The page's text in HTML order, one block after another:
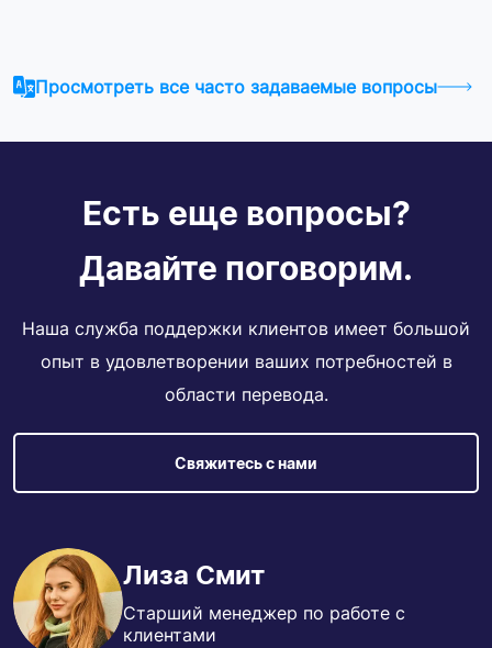
Просмотреть все часто задаваемые вопросы
Есть еще вопросы?
Давайте поговорим.
Наша служба поддержки клиентов имеет большой
опыт в удовлетворении ваших потребностей в
области перевода.
Свяжитесь с нами
Лиза Смит
Старший менеджер по работе с
клиентами